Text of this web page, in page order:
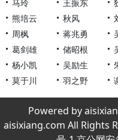
马玲
王振东
熊培云
秋风
周枫
蒋兆勇
葛剑雄
储昭根
杨小凯
吴励生
莫于川
羽之野
Powered by
aisixiang.com All Rights